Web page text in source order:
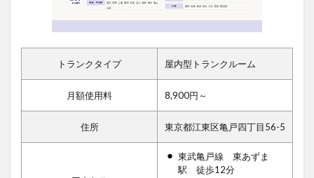
トランクタイプ 屋内型トランクルーム
月額使用料 8,900円～
住所 東京都江東区亀戸四丁目56-5
東武亀戸線 東あずま
駅 徒歩12分